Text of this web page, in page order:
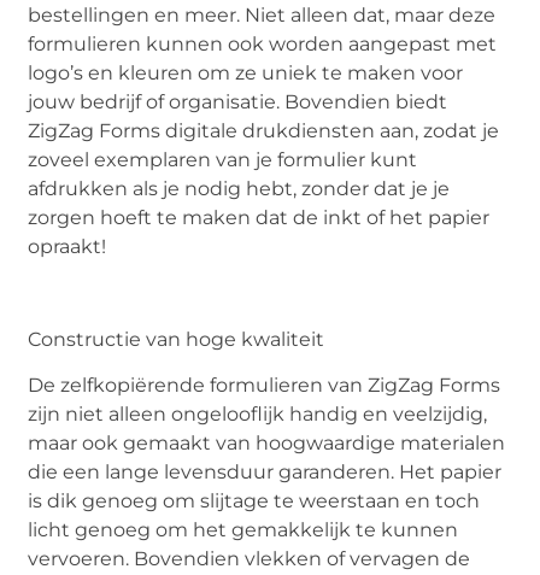
bestellingen en meer. Niet alleen dat, maar deze
formulieren kunnen ook worden aangepast met
logo’s en kleuren om ze uniek te maken voor
jouw bedrijf of organisatie. Bovendien biedt
ZigZag Forms digitale drukdiensten aan, zodat je
zoveel exemplaren van je formulier kunt
afdrukken als je nodig hebt, zonder dat je je
zorgen hoeft te maken dat de inkt of het papier
opraakt!
Constructie van hoge kwaliteit
De zelfkopiërende formulieren van ZigZag Forms
zijn niet alleen ongelooflijk handig en veelzijdig,
maar ook gemaakt van hoogwaardige materialen
die een lange levensduur garanderen. Het papier
is dik genoeg om slijtage te weerstaan en toch
licht genoeg om het gemakkelijk te kunnen
vervoeren. Bovendien vlekken of vervagen de